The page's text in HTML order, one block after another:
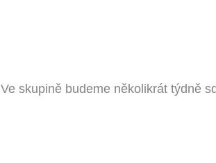
Ve skupině budeme několikrát týdně